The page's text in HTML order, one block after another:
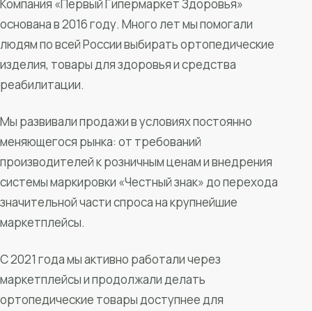
Компания «Первый Гипермаркет Здоровья»
основана в 2016 году. Много лет мы помогали
людям по всей России выбирать ортопедические
изделия, товары для здоровья и средства
реабилитации.
Мы развивали продажи в условиях постоянно
меняющегося рынка: от требований
производителей к розничным ценам и внедрения
системы маркировки «Честный знак» до перехода
значительной части спроса на крупнейшие
маркетплейсы.
С 2021 года мы активно работали через
маркетплейсы и продолжали делать
ортопедические товары доступнее для